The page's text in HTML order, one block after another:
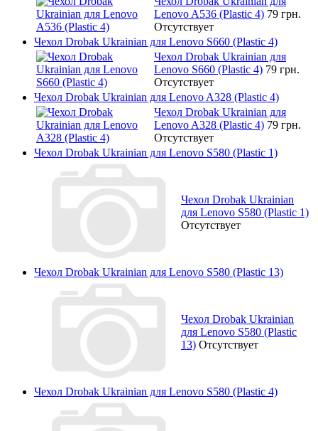
Lenovo A536 (Plastic 4) 79 грн.
Отсутствует
Чехол Drobak Ukrainian для Lenovo S660 (Plastic 4)
Чехол Drobak Ukrainian для
Lenovo S660 (Plastic 4) 79 грн.
Отсутствует
Чехол Drobak Ukrainian для Lenovo A328 (Plastic 4)
Чехол Drobak Ukrainian для
Lenovo A328 (Plastic 4) 79 грн.
Отсутствует
Чехол Drobak Ukrainian для Lenovo S580 (Plastic 1)
Чехол Drobak Ukrainian
для Lenovo S580 (Plastic 1)
Отсутствует
Чехол Drobak Ukrainian для Lenovo S580 (Plastic 13)
Чехол Drobak Ukrainian
для Lenovo S580 (Plastic
13) Отсутствует
Чехол Drobak Ukrainian для Lenovo S580 (Plastic 4)